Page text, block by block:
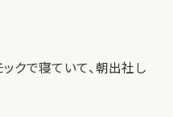
クで寝ていて、朝出社し